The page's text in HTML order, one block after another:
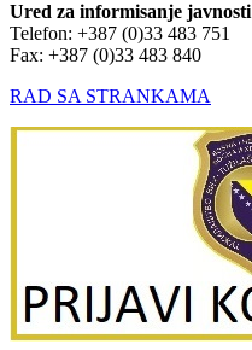
Ured za informisanje javnosti
Telefon: +387 (0)33 483 751
Fax: +387 (0)33 483 840
RAD SA STRANKAMA